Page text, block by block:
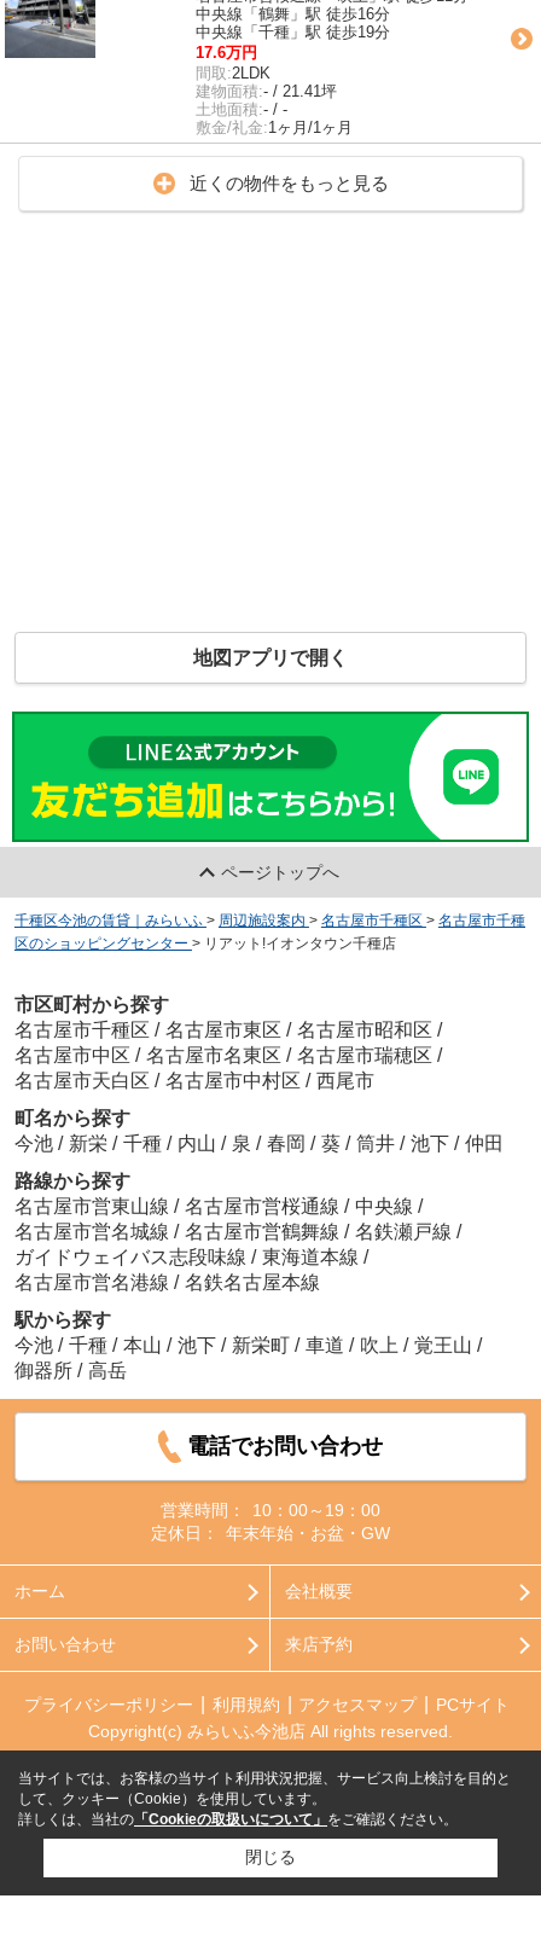
中央線「鶴舞」駅 徒歩16分
中央線「千種」駅 徒歩19分
17.6万円
間取:2LDK
建物面積:- / 21.41坪
土地面積:- / -
敷金/礼金:1ヶ月/1ヶ月
近くの物件をもっと見る
地図アプリで開く
ページトップへ
千種区今池の賃貸｜みらいふ > 周辺施設案内 > 名古屋市千種区 > 名古屋市千種
区のショッピングセンター > リアット!イオンタウン千種店
市区町村から探す
名古屋市千種区 / 名古屋市東区 / 名古屋市昭和区 /
名古屋市中区 / 名古屋市名東区 / 名古屋市瑞穂区 /
名古屋市天白区 / 名古屋市中村区 / 西尾市
町名から探す
今池 / 新栄 / 千種 / 内山 / 泉 / 春岡 / 葵 / 筒井 / 池下 / 仲田
路線から探す
名古屋市営東山線 / 名古屋市営桜通線 / 中央線 /
名古屋市営名城線 / 名古屋市営鶴舞線 / 名鉄瀬戸線 /
ガイドウェイバス志段味線 / 東海道本線 /
名古屋市営名港線 / 名鉄名古屋本線
駅から探す
今池 / 千種 / 本山 / 池下 / 新栄町 / 車道 / 吹上 / 覚王山 /
御器所 / 高岳
電話でお問い合わせ
営業時間：
10：00～19：00
定休日：
年末年始・お盆・GW
ホーム 会社概要
お問い合わせ 来店予約
プライバシーポリシー 利用規約 アクセスマップ
PCサイト
Copyright(c) みらいふ今池店 All rights reserved.
当サイトでは、お客様の当サイト利用状況把握、サービス向上検討を目的と
して、クッキー（Cookie）を使用しています。
詳しくは、当社の 「Cookieの取扱いについて」 をご確認ください。
閉じる